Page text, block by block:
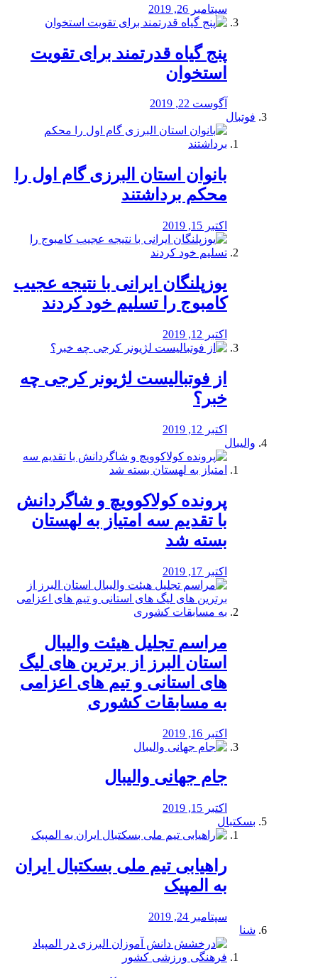
سپتامبر 26, 2019
پنج گیاه قدرتمند برای تقویت
استخوان
آگوست 22, 2019
فوتبال
بانوان استان البرزی گام اول را
محكم برداشتند
اکتبر 15, 2019
یوزپلنگان ایرانی با نتیجه عجیب
کامبوج را تسلیم خود کردند
اکتبر 12, 2019
از فوتبالیست لژیونر کرجی چه
خبر؟
اکتبر 12, 2019
والیبال
پرونده کولاکوویچ و شاگردانش
با تقدیم سه امتیاز به لهستان
بسته شد
اکتبر 17, 2019
مراسم تجلیل هیئت والیبال
استان البرز از برترین های لیگ
های استانی و تیم های اعزامی
به مسابقات کشوری
اکتبر 16, 2019
جام جهانی والیبال
اکتبر 15, 2019
بسکتبال
راهیابی تیم ملی بسکتبال ایران
به المپیک
سپتامبر 24, 2019
شنا